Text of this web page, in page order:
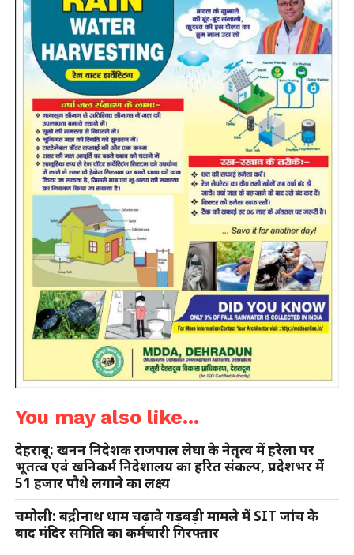
You may also like...
देहरादून: खनन निदेशक राजपाल लेघा के नेतृत्व में हरेला पर
भूतत्व एवं खनिकर्म निदेशालय का हरित संकल्प, प्रदेशभर में
51 हजार पौधे लगाने का लक्ष्य
चमोली: बद्रीनाथ धाम चढ़ावे गड़बड़ी मामले में SIT जांच के
बाद मंदिर समिति का कर्मचारी गिरफ्तार